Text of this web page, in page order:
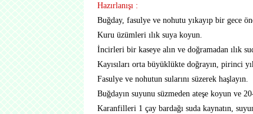
Hazırlanışı :
Buğday, fasulye ve nohutu yıkayıp bir gece
Kuru üzümleri ılık suya koyun.
İncirleri bir kaseye alın ve doğramadan ılık
Kayısıları orta büyüklükte doğrayın, pirinci
Fasulye ve nohutun sularını süzerek haşlayın.
Buğdayın suyunu süzmeden ateşe koyun ve
Karanfilleri 1 çay bardağı suda kaynatın,